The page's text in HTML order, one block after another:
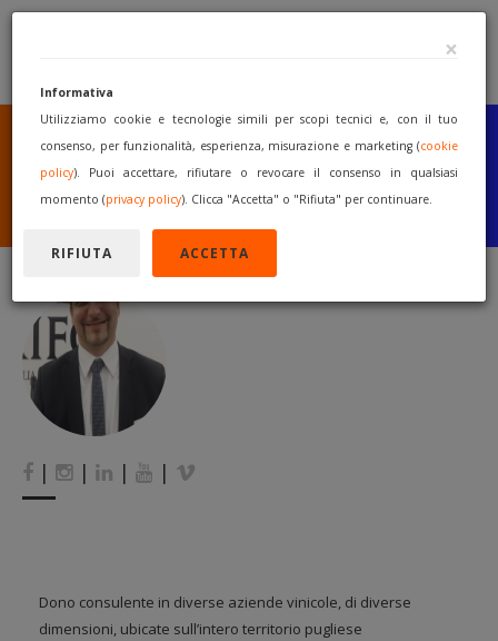
SEI UN COSTRUTTORE
O UN RIVENDITORE?
PUBBLICA GRATUITAMENTE
I TUOI MACCHINARI
INIZIA A VENDERE
| | | |
Dono consulente in diverse aziende vinicole, di diverse
dimensioni, ubicate sull’intero territorio pugliese
×
Informativa
Utilizziamo cookie e tecnologie simili per scopi tecnici e, con il tuo
consenso, per funzionalità, esperienza, misurazione e marketing (cookie
policy). Puoi accettare, rifiutare o revocare il consenso in qualsiasi
momento (privacy policy). Clicca "Accetta" o "Rifiuta" per continuare.
RIFIUTA ACCETTA